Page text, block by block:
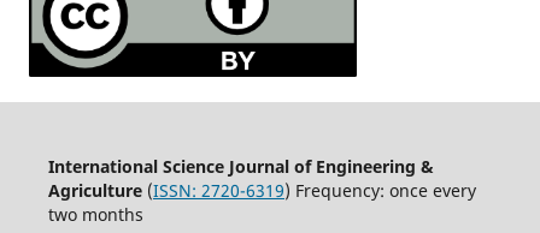
International Science Journal of Engineering &
Agriculture(ISSN: 2720-6319) Frequency: once every
two months